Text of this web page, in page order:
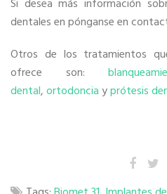
Si desea más información
dentales en pónganse en
Otros de los tratamientos
ofrece son:
dental,ortodonciayprótesis